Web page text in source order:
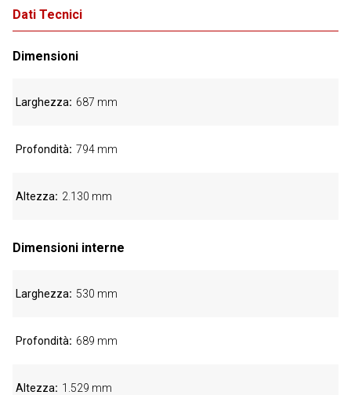
Dati Tecnici
Dimensioni
Larghezza 687 mm
Profondità 794 mm
Altezza 2.130 mm
Dimensioni interne
Larghezza 530 mm
Profondità 689 mm
Altezza 1.529 mm